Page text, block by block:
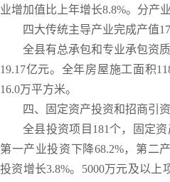
业增加值比上年增长8.8%。分产
四大传统主导产业完成产值
全县有总承包和专业承包资
19.17亿元。全年房屋施工面积
16.0万平方米。
四、固定资产投资和招商引资
全县投资项目181个，固定
第一产业投资下降68.2%，第二
投资增长3.8%。5000万元及以上